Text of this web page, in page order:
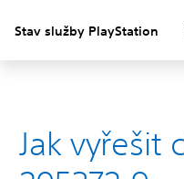
Stav služby PlayStation
Jak vyřešit